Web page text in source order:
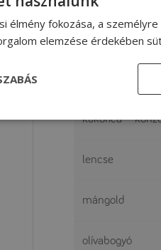
kíníi kel
kukorica –
lencse
mángold
olívabogyó
élmény fokozása, a
elemzése érdekében